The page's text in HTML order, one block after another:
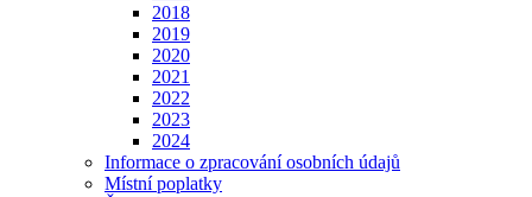
2018
2019
2020
2021
2022
2023
2024
Informace o zpracování osobních údajů
Místní poplatky